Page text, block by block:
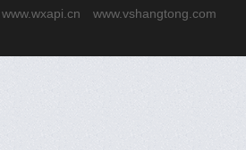
www.wxapi.cn www.vshangtong.com